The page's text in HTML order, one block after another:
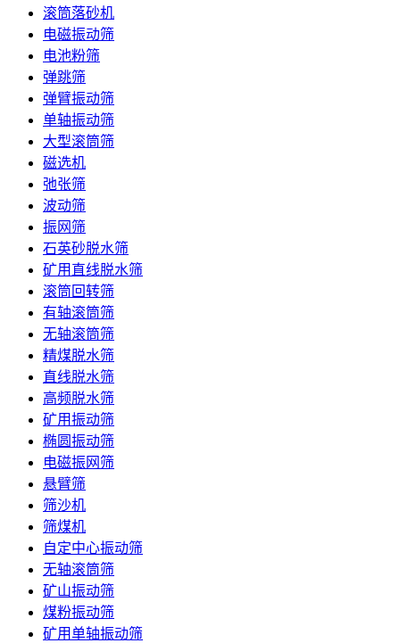
滚筒落砂机
电磁振动筛
电池粉筛
弹跳筛
弹臂振动筛
单轴振动筛
大型滚筒筛
磁选机
弛张筛
波动筛
振网筛
石英砂脱水筛
矿用直线脱水筛
滚筒回转筛
有轴滚筒筛
无轴滚筒筛
精煤脱水筛
直线脱水筛
高频脱水筛
矿用振动筛
椭圆振动筛
电磁振网筛
悬臂筛
筛沙机
筛煤机
自定中心振动筛
无轴滚筒筛
矿山振动筛
煤粉振动筛
矿用单轴振动筛